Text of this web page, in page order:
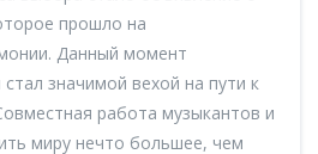
прошло на
Данный момент
значимой вехой на пути к
работа музыкантов и
миру нечто большее, чем